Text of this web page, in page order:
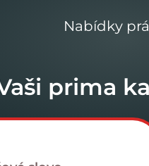
Nabídky
prima